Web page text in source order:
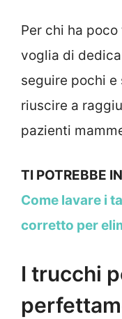
Per chi ha
voglia di
seguire pochi
riuscire a
pazienti
TI POTREBBE
Come lavare i
corretto per
I trucchi